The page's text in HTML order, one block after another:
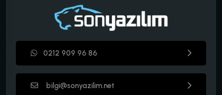
0212 909 96 86
bilgi@sonyazilim.net